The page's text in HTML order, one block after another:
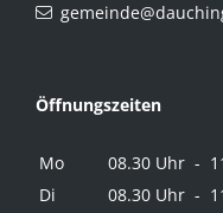
Öffnungszeiten
Mo
08.30 Uhr -
Di
08.30 Uhr -